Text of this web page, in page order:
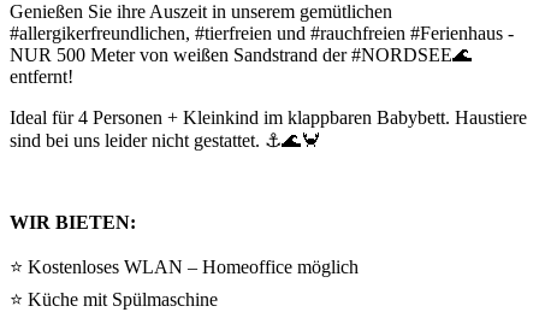
Genießen Sie ihre Auszeit in unserem gemütlichen
#allergikerfreundlichen, #tierfreien und #rauchfreien #Ferienhaus -
NUR 500 Meter von weißen Sandstrand der #NORDSEE🌊
entfernt!
Ideal für 4 Personen + Kleinkind im klappbaren Babybett. Haustiere
sind bei uns leider nicht gestattet. ⚓🌊🦀
WIR BIETEN:
⭐ Kostenloses WLAN – Homeoffice möglich
⭐ Küche mit Spülmaschine